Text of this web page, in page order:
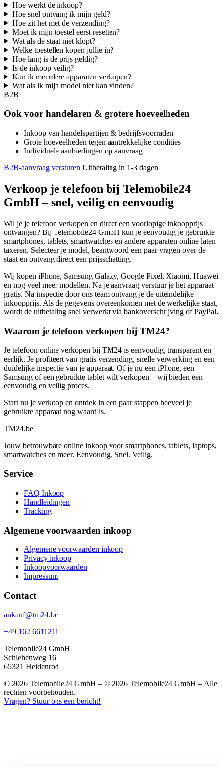
Hoe werkt de inkoop?
Hoe snel ontvang ik mijn geld?
Hoe zit het met de verzending?
Moet ik mijn toestel eerst resetten?
Wat als de staat niet klopt?
Welke toestellen kopen jullie in?
Hoe lang is de prijs geldig?
Is de inkoop veilig?
Kan ik meerdere apparaten verkopen?
Wat als ik mijn model niet kan vinden?
B2B
Ook voor handelaren & grotere hoeveelheden
Inkoop van handelspartijen & bedrijfsvoorraden
Grote hoeveelheden tegen aantrekkelijke condities
Individuele aanbiedingen op aanvraag
B2B-aanvraag versturen Uitbetaling in 1-3 dagen
Verkoop je telefoon bij Telemobile24
GmbH – snel, veilig en eenvoudig
Wil je je telefoon verkopen en direct een voorlopige inkoopprijs
ontvangen? Bij Telemobile24 GmbH kun je eenvoudig je gebruikte
smartphones, tablets, smartwatches en andere apparaten online laten
taxeren. Selecteer je model, beantwoord een paar vragen over de
staat en ontvang direct een prijsschatting.
Wij kopen iPhone, Samsung Galaxy, Google Pixel, Xiaomi, Huawei
en nog veel meer modellen. Na je aanvraag verstuur je het apparaat
gratis. Na inspectie door ons team ontvang je de uiteindelijke
inkoopprijs. Als de gegevens overeenkomen met de werkelijke staat,
wordt de uitbetaling snel verwerkt via bankoverschrijving of PayPal.
Waarom je telefoon verkopen bij TM24?
Je telefoon online verkopen bij TM24 is eenvoudig, transparant en
eerlijk. Je profiteert van gratis verzending, snelle verwerking en een
duidelijke inspectie van je apparaat. Of je nu een iPhone, een
Samsung of een gebruikte tablet wilt verkopen – wij bieden een
eenvoudig en veilig proces.
Start nu je verkoop en ontdek in een paar stappen hoeveel je
gebruikte apparaat nog waard is.
TM24.be
Jouw betrouwbare online inkoop voor smartphones, tablets, laptops,
smartwatches en meer. Eenvoudig. Snel. Veilig.
Service
FAQ Inkoop
Handleidingen
Tracking
Algemene voorwaarden inkoop
Algemene voorwaarden inkoop
Privacy inkoop
Inkoopvoorwaarden
Impressum
Contact
ankauf@tm24.be
+49 162 6611211
Telemobile24 GmbH
Schlehenweg 16
65321 Heidenrod
© 2026 Telemobile24 GmbH – © 2026 Telemobile24 GmbH – Alle
rechten voorbehouden.
Vragen? Stuur ons een bericht!